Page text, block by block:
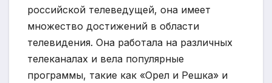
российской телеведущей, она имеет
множество достижений в области
телевидения. Она работала на различных
телеканалах и вела популярные
программы, такие как «Орел и Решка» и